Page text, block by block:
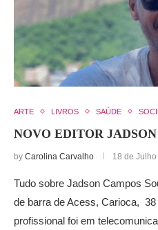
ARTE LIVROS SAÚDE
NOVO EDITOR
by Carolina Carvalho 18 de
Tudo sobre Jadson Campos
de barra de Acess, Carioca,
profissional foi em